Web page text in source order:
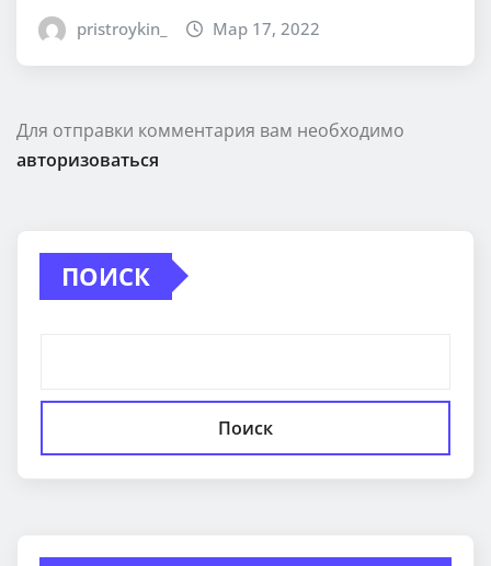
pristroykin_ Мар 17, 2022
Для отправки комментария вам необходимо
авторизоваться
ПОИСК
Поиск